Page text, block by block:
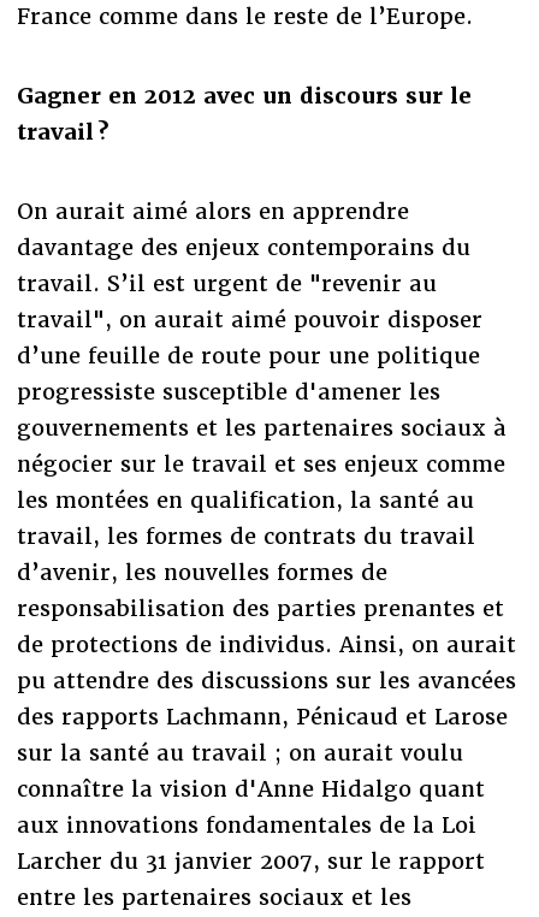
France comme dans le reste de l’Europe.
Gagner en 2012 avec un discours sur le
travail ?
On aurait aimé alors en apprendre
davantage des enjeux contemporains du
travail. S’il est urgent de "revenir au
travail", on aurait aimé pouvoir disposer
d’une feuille de route pour une politique
progressiste susceptible d'amener les
gouvernements et les partenaires sociaux à
négocier sur le travail et ses enjeux comme
les montées en qualification, la santé au
travail, les formes de contrats du travail
d’avenir, les nouvelles formes de
responsabilisation des parties prenantes et
de protections de individus. Ainsi, on aurait
pu attendre des discussions sur les avancées
des rapports Lachmann, Pénicaud et Larose
sur la santé au travail ; on aurait voulu
connaître la vision d'Anne Hidalgo quant
aux innovations fondamentales de la Loi
Larcher du 31 janvier 2007, sur le rapport
entre les partenaires sociaux et les